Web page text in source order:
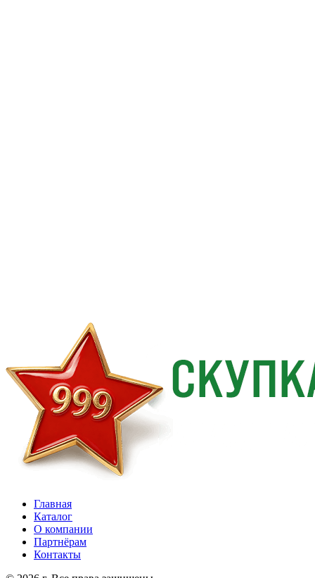
Главная
Каталог
О компании
Партнёрам
Контакты